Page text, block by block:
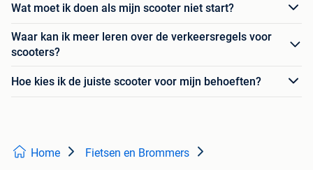
Wat moet ik doen als mijn scooter niet start?
Waar kan ik meer leren over de verkeersregels voor
scooters?
Hoe kies ik de juiste scooter voor mijn behoeften?
Home Fietsen en Brommers